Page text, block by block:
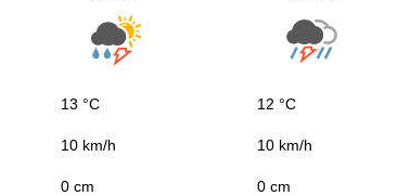
13 °C 12 °C
10 km/h 10 km/h
0 cm 0 cm